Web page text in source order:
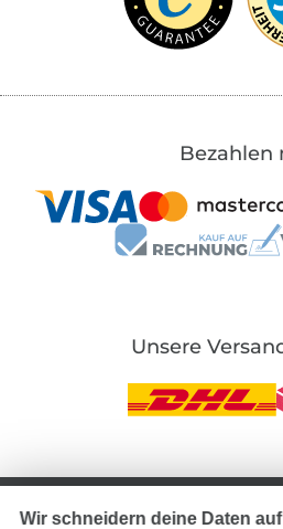
Bezahlen
Unsere
In den deutschen Shop
Wir schneidern deine Daten